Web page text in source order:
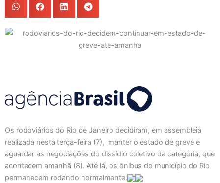
Os rodoviários do Rio de Janeiro decidiram, em assembleia
realizada nesta terça-feira (7), manter o estado de greve e
aguardar as negociações do dissídio coletivo da categoria, que
acontecem amanhã (8). Até lá, os ônibus do município do Rio
permanecem rodando normalmente.